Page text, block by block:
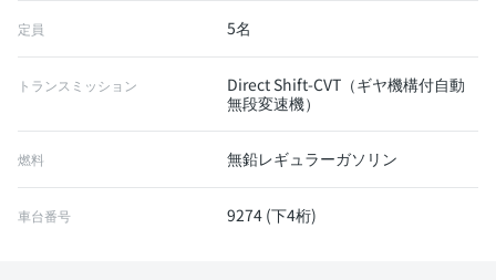
定員 5名
トランスミッション
Direct Shift-CVT（ギヤ機構付自動
無段変速機）
燃料 無鉛レギュラーガソリン
車台番号 9274 (下4桁)